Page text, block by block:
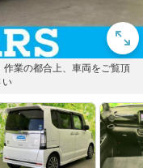
業の都合上、車両をご覧頂
い